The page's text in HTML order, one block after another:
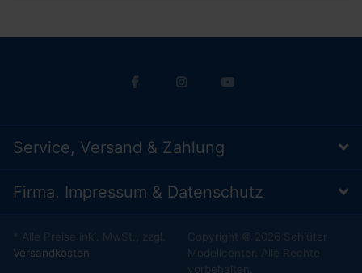
Service, Versand & Zahlung
Firma, Impressum & Datenschutz
* Alle Preise inkl. MwSt., zzgl.
Versandkosten
Copyright © 2026 Schlüter
Modellcenter. Alle Rechte
vorbehalten.